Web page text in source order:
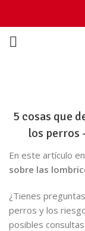
5 cosas que
los perros
En este artículo
sobre las
¿Tienes
perros y los
posibles